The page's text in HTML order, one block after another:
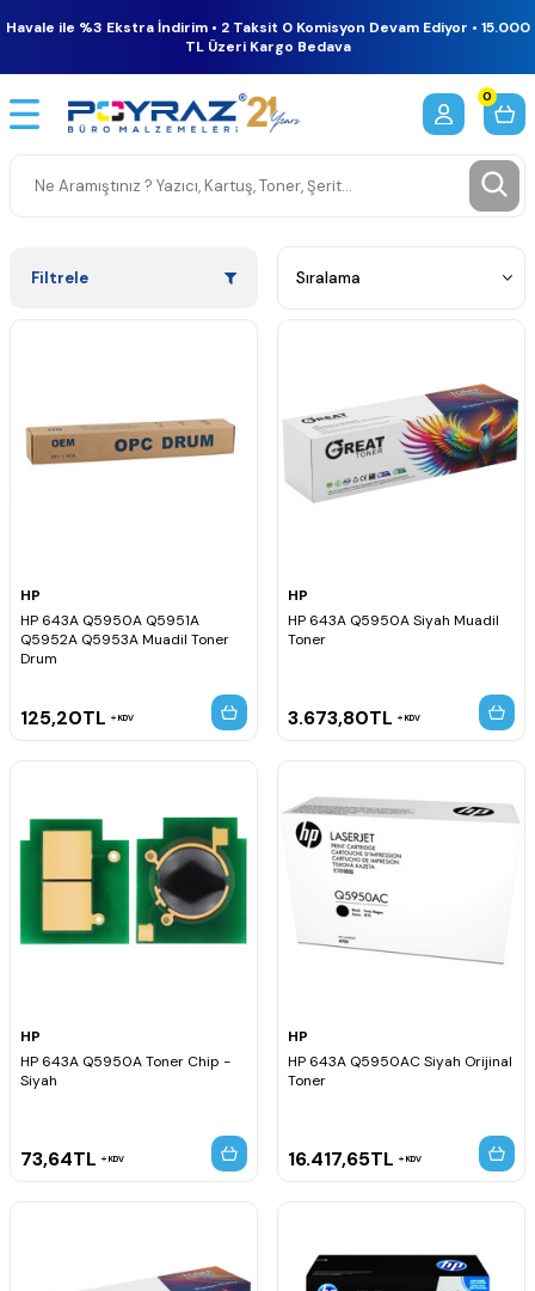
Havale ile %3 Ekstra İndirim • 2 Taksit 0 Komisyon Devam Ediyor • 15.000
TL Üzeri Kargo Bedava
0
Filtrele
HP
HP 643A Q5950A Q5951A
Q5952A Q5953A Muadil Toner
Drum
125,20TL KDV
HP
HP 643A Q5950A Siyah Muadil
Toner
3.673,80TL KDV
HP
HP 643A Q5950A Toner Chip -
Siyah
73,64TL KDV
HP
HP 643A Q5950AC Siyah Orijinal
Toner
16.417,65TL KDV